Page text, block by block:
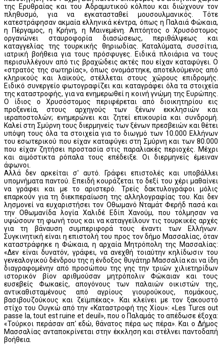
της Ερυθραίας και του Αδραμυτικού κόλπου και διώχνουν τον
πληθυσμό, για να εγκατασταθεί μουσουλμανικός. Τότε
κατεστράφησαν ακμαία ελληνικά κέντρα, όπως η Παλαιά Φώκαια,
η Πέργαμος, η Κρήνη, η Μαινεμένη. Απτόητος ο Χρυσόστομος
οργανώνει σταυροφορία διασώσεως, περιθάλψεως και
καταγγελίας της τουρκικής θηριωδίας. Καταλύματα, συσσίτια,
ιατρική βοήθεια για τους πρόσφυγες. Ειδικά πλοιάρια να τους
περισυλλέγουν από τις βραχώδεις ακτές που είχαν καταφύγει. Ο
«στρατός της σωτηρίας», όπως ονομάστηκε, αποτελούμενος από
κληρικούς και λαϊκούς, στέλλεται στους χώρους επιδρομής.
Ειδικό συνεργείο φωτογραφίζει και καταγράφει όλα τα στοιχεία
της καταστροφής, για να ενημερωθεί η κοινή γνώμη της Ευρώπης.
Ο ίδιος ο Χρυσόστομος περιφέρεται από διοικητηρίου εις
προξενεία, στους αρχηγούς των ξένων εκκλησιών και
ιεραποστολών; ενημερώνει και ζητεί επικουρία και συνδρομή.
Καλεί στη Σμύρνη τους διερμηνείς των ξένων πρεσβειών και θέτει
υπόψη τους όλα τα στοιχεία για το διωγμό των 10.000 Ελλήνων
του εσωτερικού που είχαν καταφύγει στη Σμύρνη και των 80.000
που είχαν ζητήσει προστασία στις παραλιακές περιοχές. Μέχρι
και αιμόστικτα ρόπαλα τους επέδειξε. Οι διερμηνείς έμειναν
άφωνοι.
Αλλά δεν αρκείται σ' αυτό. Γράφει επιστολές και υποβάλλει
υπομνήματα παντού. Επειδή κουράζεται το δεξί του χέρι μαθαίνει
να γράφει και με το αριστερό. Τρείς δακτυλογράφοι μόλις
επαρκούν για τη διεκπεραίωση της αλληλογραφίας του. Και δεν
λησμονεί να ευχαριστήσει τον Οθωμανό Νταμάτ Φερήδ πασά και
την Οθωμανίδα λογία Χαλιδέ Εδίπ Χανούμ, που τόλμησαν να
υψώσουν τη φωνή τους και να καταγγείλουν τις τουρκικές αρχές
για τη βάναυση συμπεριφορά τους έναντι των Ελλήνων.
Συγκινητική είναι η επιστολή του προς τον δήμο Μασσαλίας, όταν
καταστράφηκε η Φώκαια, η αρχαία Μητρόπολη της Μασσαλίας:
«Δεν είναι δυνατόν, γράφει, να ανεχθή τοιαύτην κηλίδωσιν του
γενεαλογικού δένδρου της η ένδοξος θυγάτηρ Μασσαλία και να ίδη
διαγραφομένην από προσώπου της γης την τριών χιλιετηρίδων
ιστορικόν βίον αριθμούσαν μητρόπολιν Φώκαιαν και τους
ευσεβείς Φωκαείς, απογόνους των παλαιών οικιστών της,
αντικαθισταμένους από αγρίους γιουρούκους, πομάκους,
βασιβουζούκους και ζεϊμπέκας». Και κλείνει με τον ξακουστό
στίχο του Ουγκώ από την «Καταστροφή της Χίου»: «Les Turcs out
passe la, tout est ruine et deuil», που ο Παλαμάς το απέδωσε έξοχα:
«Τούρκοι περάσαν απ' εδώ, θάνατος πέρα ως πέρα». Και ο Δήμος
Μασσαλίας ανταποκρίνεται στην έκκληση και στέλνει παντοδαπή
βοήθεια.